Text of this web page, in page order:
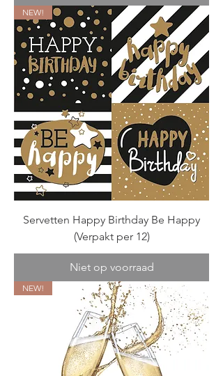
NEW!
Servetten Happy Birthday Be Happy
(Verpakt per 12)
Niet op voorraad
NEW!